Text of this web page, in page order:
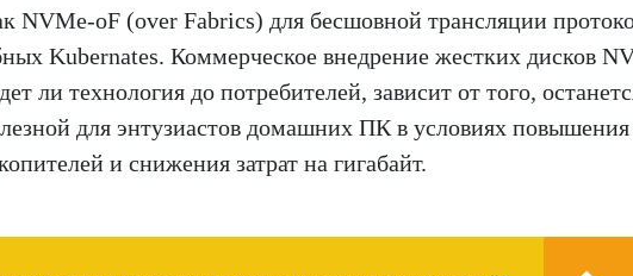
NVMe-oF (over Fabrics) для бесшовной трансляции
Kubernates. Коммерческое внедрение жестких дисков
ли технология до потребителей, зависит от того,
для энтузиастов домашних ПК в условиях повышения
и снижения затрат на гигабайт.